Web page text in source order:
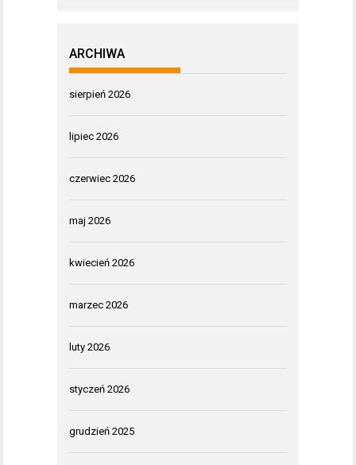
ARCHIWA
sierpień 2026
lipiec 2026
czerwiec 2026
maj 2026
kwiecień 2026
marzec 2026
luty 2026
styczeń 2026
grudzień 2025